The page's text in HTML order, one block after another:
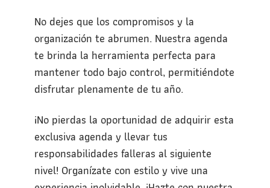
No dejes que los compromisos y la
organización te abrumen. Nuestra agenda
te brinda la herramienta perfecta para
mantener todo bajo control, permitiéndote
disfrutar plenamente de tu año.
¡No pierdas la oportunidad de adquirir esta
exclusiva agenda y llevar tus
responsabilidades falleras al siguiente
nivel! Organízate con estilo y vive una